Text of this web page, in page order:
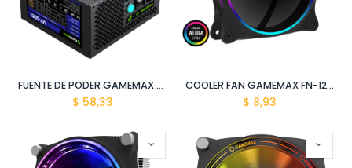
FUENTE DE PODER GAMEMAX VP-500 80P APFC 500W/100-240V NEGRO
$ 58,33
COOLER FAN GAMEMAX FN-12RAINBOW-N
$ 8,93